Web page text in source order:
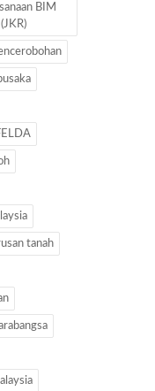
BIM
tanah